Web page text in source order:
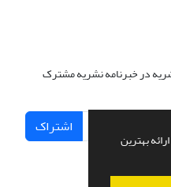
بهترین
در خبرنامه نشریه مشترک
اشتراک